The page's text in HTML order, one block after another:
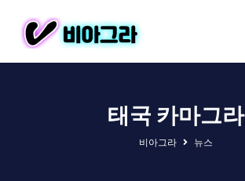
태국 카마그라
비아그라 뉴스